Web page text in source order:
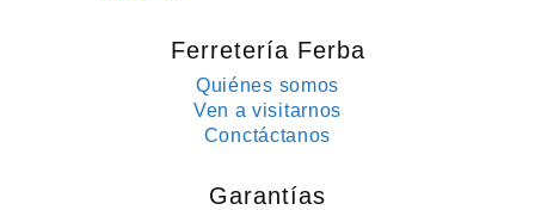
Ferretería Ferba
Quiénes somos
Ven a visitarnos
Conctáctanos
Garantías